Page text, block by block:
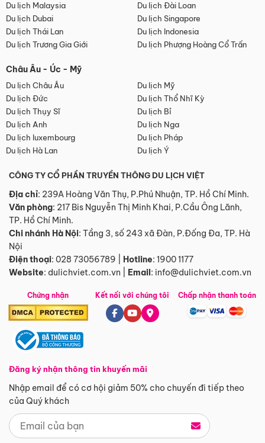
Du lịch Malaysia
Du lịch Đài Loan
Du lịch Dubai
Du lịch Singapore
Du lịch Thái Lan
Du lịch Indonesia
Du lịch Trương Gia Giới
Du lịch Phượng Hoàng Cổ Trấn
Châu Âu - Úc - Mỹ
Du lịch Châu Âu
Du lịch Mỹ
Du lịch Đức
Du lịch Thổ Nhĩ Kỳ
Du lịch Thụy Sĩ
Du lịch Bỉ
Du lịch Anh
Du lịch Nga
Du lịch luxembourg
Du lịch Pháp
Du lịch Hà Lan
Du lịch Ý
CÔNG TY CỔ PHẦN TRUYỀN THÔNG DU LỊCH VIỆT
Địa chỉ: 239A Hoàng Văn Thụ, P.Phú Nhuận, TP. Hồ Chí Minh.
Văn phòng: 217 Bis Nguyễn Thị Minh Khai, P.Cầu Ông Lãnh,
TP. Hồ Chí Minh.
Chi nhánh Hà Nội: Tầng 3, số 243 xã Đàn, P.Đống Đa, TP. Hà
Nội
Điện thoại: 028 73056789 Hotline: 1900 1177
Website: dulichviet.com.vn Email: info@dulichviet.com.vn
Chứng nhận
Đăng ký nhận thông tin khuyến mãi
Nhập email để có cơ hội giảm 50% cho chuyến đi tiếp theo
của Quý khách
Kết nối với chúng tôi Chấp nhận thanh toán